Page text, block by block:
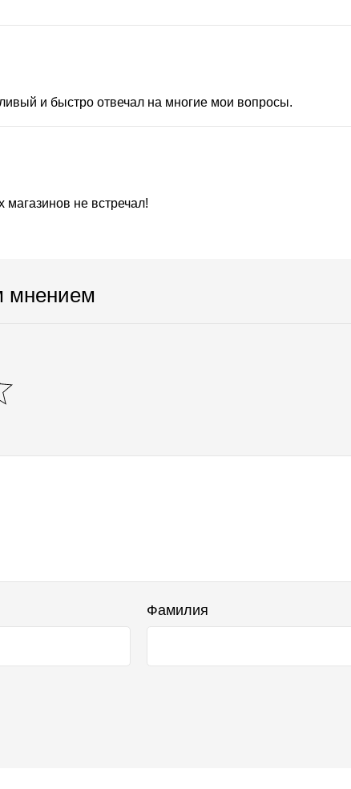
и быстро отвечал на многие мои вопросы.
не встречал!
мнением
Фамилия